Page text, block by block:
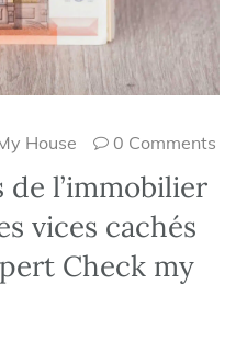
House 0 Comments
de l’immobilier
vices cachés
Check my